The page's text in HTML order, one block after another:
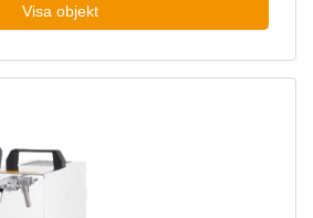
Visa objekt